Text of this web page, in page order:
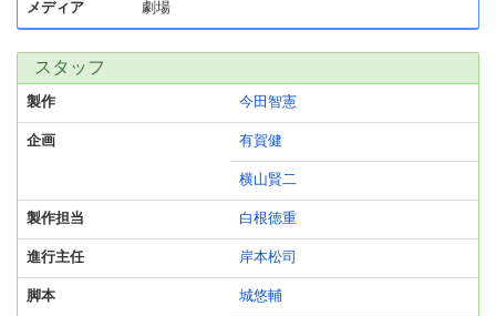
メディア 劇場
スタッフ
製作 今田智憲
企画 有賀健
横山賢二
製作担当 白根徳重
進行主任 岸本松司
脚本 城悠輔